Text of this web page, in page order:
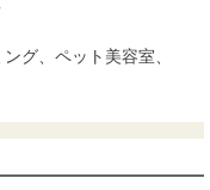
グ、ペット美容室、